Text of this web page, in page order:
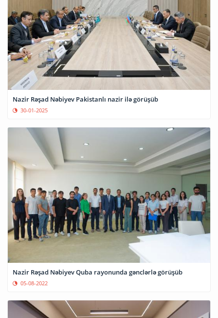
Nazir Rəşad Nəbiyev Pakistanlı nazir ilə görüşüb
30-01-2025
Nazir Rəşad Nəbiyev Quba rayonunda gənclərlə görüşüb
05-08-2022